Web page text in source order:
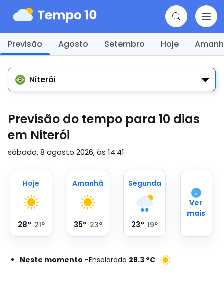
Previsão Agosto Setembro Hoje
Niterói
Previsão do tempo para 10 dias
em Niterói
sábado, 8 agosto 2026, às 14:41
Hoje
28° 21°
Amanhã
35° 23°
Segunda
23° 19°
Ver
mais
Neste momento -Ensolarado 28.3 °C